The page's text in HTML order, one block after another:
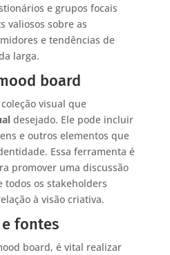
e grupos focais
valiosos sobre as
e tendências de
larga.
board
visual que
desejado. Ele pode incluir
e outros elementos que
Essa ferramenta é
promover uma discussão
os stakeholders
à visão criativa.
fontes
board, é vital realizar